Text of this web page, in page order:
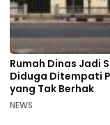
Rumah Dinas Jadi
Diduga Ditempati
yang Tak Berhak
NEWS